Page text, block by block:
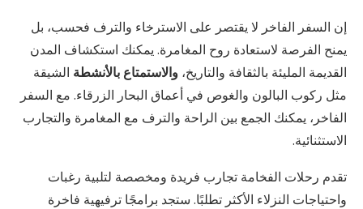
إن السفر الفاخر لا يقتصر على الاسترخاء والترف فحسب، بل
يمنح الفرصة لاستعادة روح المغامرة. يمكنك استكشاف المدن
القديمة المليئة بالثقافة والتاريخ، والاستمتاع بالأنشطة الشيقة
مثل ركوب البالون والغوص في أعماق البحار الزرقاء. مع السفر
الفاخر، يمكنك الجمع بين الراحة والترف مع المغامرة والتجارب
الاستثنائية.
تقدم رحلات الفخامة تجارب فريدة ومخصصة لتلبية رغبات
واحتياجات النزلاء الأكثر تطلبًا. ستجد برامجًا ترفيهية فاخرة